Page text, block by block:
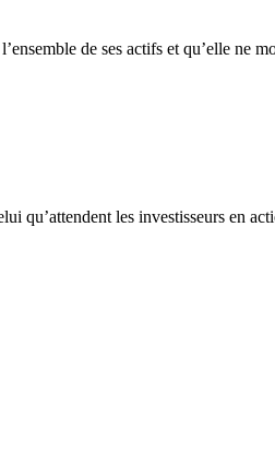
de ses actifs et qu’elle ne
qu’attendent les investisseurs en